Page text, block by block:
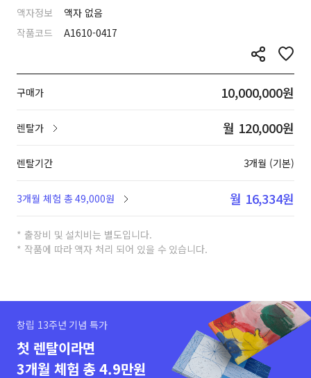
액자정보
액자 없음
작품코드
A1610-0417
구매가 10,000,000원
렌탈가 월 120,000원
렌탈기간 3개월 (기본)
3개월 체험 총 49,000원 월 16,334원
* 출장비 및 설치비는 별도입니다.
* 작품에 따라 액자 처리 되어 있을 수 있습니다.
창립 13주년 기념 특가
첫 렌탈이라면
3개월 체험 총 4.9만원